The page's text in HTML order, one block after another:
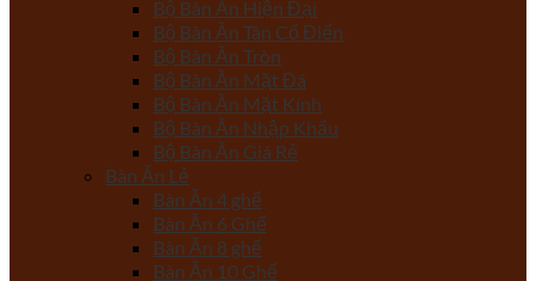
Bộ Bàn Ăn Hiện Đại
Bộ Bàn Ăn Tân Cổ Điển
Bộ Bàn Ăn Tròn
Bộ Bàn Ăn Mặt Đá
Bộ Bàn Ăn Mặt Kính
Bộ Bàn Ăn Nhập Khẩu
Bộ Bàn Ăn Giá Rẻ
Bàn Ăn Lẻ
Bàn Ăn 4 ghế
Bàn Ăn 6 Ghế
Bàn Ăn 8 ghế
Bàn Ăn 10 Ghế